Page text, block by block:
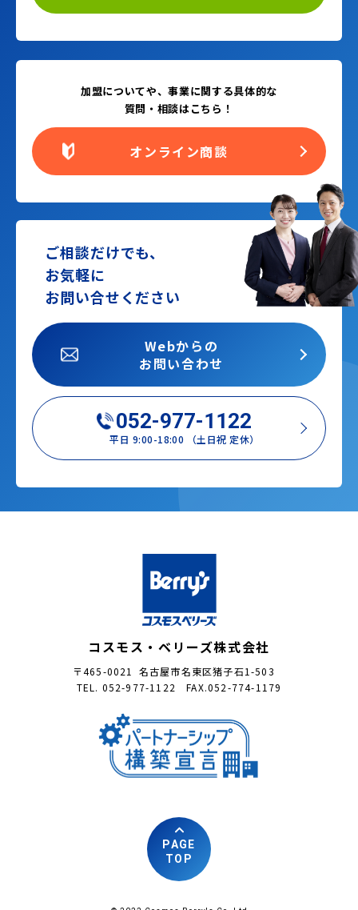
加盟についてや、事業に関する具体的な
質問・相談はこちら！
オンライン商談
ご相談だけでも、
お気軽に
お問い合せください
052-977-1122
平日 9:00-18:00 （土日祝 定休）
Webからの
お問い合わせ
コスモス・ベリーズ株式会社
〒465-0021 名古屋市名東区猪子石1-503
TEL. 052-977-1122 FAX.052-774-1179
PAGE
TOP